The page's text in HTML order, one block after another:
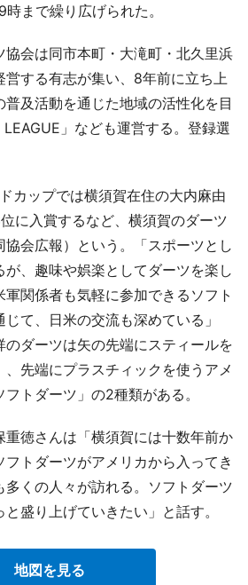
まで繰り広げられた。
会は同市本町・大滝町・北久里浜
営する有志が集い、8年前に立ち上
及活動を通じた地域の活性化を目
」なども運営する。登録選
カップでは横須賀在住の大内麻由
に入賞するなど、横須賀のダーツ
会広報）という。「スポーツとし
、趣味や娯楽としてダーツを楽し
関係者も気軽に参加できるソフト
て、日米の交流も深めている」
のダーツは矢の先端にスティールを
先端にプラスチィックを使うアメ
トダーツ」の2種類がある。
徳さんは「横須賀には十数年前か
フトダーツがアメリカから入ってき
多くの人々が訪れる。ソフトダーツ
盛り上げていきたい」と話す。
地図を見る